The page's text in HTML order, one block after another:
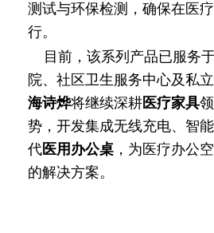
测试与环保检测，确保在医
行。
目前，该系列产品已服务
院、社区卫生服务中心及私
海诗烨将继续深耕医疗家具
势，开发集成无线充电、智
代医用办公桌 ，为医疗办公
的解决方案。